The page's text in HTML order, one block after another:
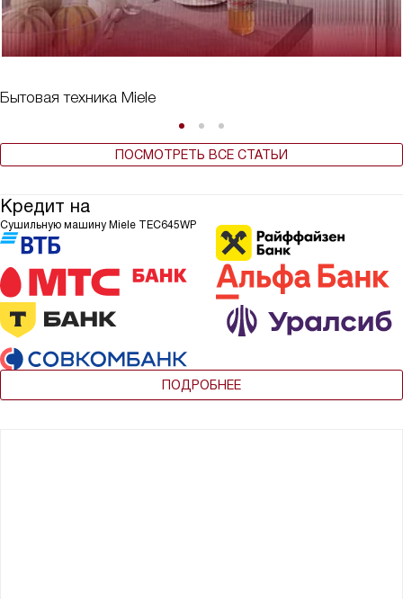
Бытовая техника Miele
ПОСМОТРЕТЬ ВСЕ СТАТЬИ
Кредит на
Сушильную машину Miele TEC645WP
ПОДРОБНЕЕ